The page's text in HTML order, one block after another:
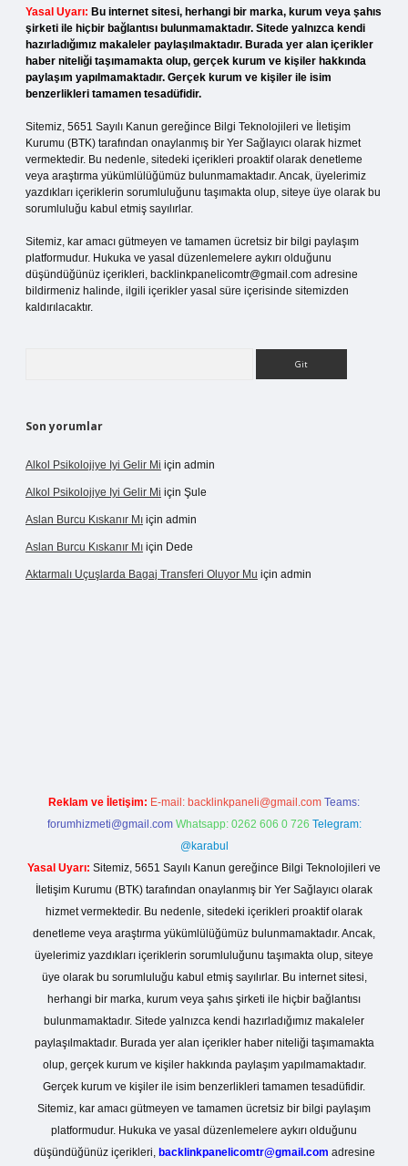
Yasal Uyarı: Bu internet sitesi, herhangi bir marka, kurum veya şahıs
şirketi ile hiçbir bağlantısı bulunmamaktadır. Sitede yalnızca kendi
hazırladığımız makaleler paylaşılmaktadır. Burada yer alan içerikler
haber niteliği taşımamakta olup, gerçek kurum ve kişiler hakkında
paylaşım yapılmamaktadır. Gerçek kurum ve kişiler ile isim
benzerlikleri tamamen tesadüfidir.
Sitemiz, 5651 Sayılı Kanun gereğince Bilgi Teknolojileri ve İletişim
Kurumu (BTK) tarafından onaylanmış bir Yer Sağlayıcı olarak hizmet
vermektedir. Bu nedenle, sitedeki içerikleri proaktif olarak denetleme
veya araştırma yükümlülüğümüz bulunmamaktadır. Ancak, üyelerimiz
yazdıkları içeriklerin sorumluluğunu taşımakta olup, siteye üye olarak bu
sorumluluğu kabul etmiş sayılırlar.
Sitemiz, kar amacı gütmeyen ve tamamen ücretsiz bir bilgi paylaşım
platformudur. Hukuka ve yasal düzenlemelere aykırı olduğunu
düşündüğünüz içerikleri, backlinkpanelicomtr@gmail.com adresine
bildirmeniz halinde, ilgili içerikler yasal süre içerisinde sitemizden
kaldırılacaktır.
Son yorumlar
Alkol Psikolojiye Iyi Gelir Mi için admin
Alkol Psikolojiye Iyi Gelir Mi için Şule
Aslan Burcu Kıskanır Mı için admin
Aslan Burcu Kıskanır Mı için Dede
Aktarmalı Uçuşlarda Bagaj Transferi Oluyor Mu için admin
Reklam ve İletişim: E-mail: backlinkpaneli@gmail.com Teams:
forumhizmeti@gmail.com Whatsapp: 0262 606 0 726 Telegram:
@karabul
Yasal Uyarı: Sitemiz, 5651 Sayılı Kanun gereğince Bilgi Teknolojileri ve
İletişim Kurumu (BTK) tarafından onaylanmış bir Yer Sağlayıcı olarak
hizmet vermektedir. Bu nedenle, sitedeki içerikleri proaktif olarak
denetleme veya araştırma yükümlülüğümüz bulunmamaktadır. Ancak,
üyelerimiz yazdıkları içeriklerin sorumluluğunu taşımakta olup, siteye
üye olarak bu sorumluluğu kabul etmiş sayılırlar. Bu internet sitesi,
herhangi bir marka, kurum veya şahıs şirketi ile hiçbir bağlantısı
bulunmamaktadır. Sitede yalnızca kendi hazırladığımız makaleler
paylaşılmaktadır. Burada yer alan içerikler haber niteliği taşımamakta
olup, gerçek kurum ve kişiler hakkında paylaşım yapılmamaktadır.
Gerçek kurum ve kişiler ile isim benzerlikleri tamamen tesadüfidir.
Sitemiz, kar amacı gütmeyen ve tamamen ücretsiz bir bilgi paylaşım
platformudur. Hukuka ve yasal düzenlemelere aykırı olduğunu
düşündüğünüz içerikleri, backlinkpanelicomtr@gmail.com adresine